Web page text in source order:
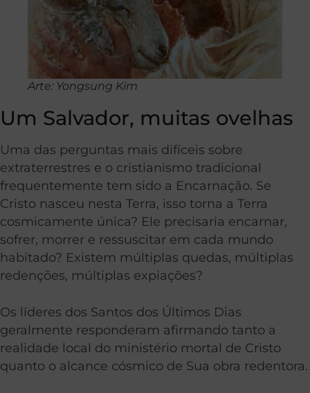
Arte: Yongsung Kim
Um Salvador, muitas ovelhas
Uma das perguntas mais difíceis sobre
extraterrestres e o cristianismo tradicional
frequentemente tem sido a Encarnação. Se
Cristo nasceu nesta Terra, isso torna a Terra
cosmicamente única? Ele precisaria encarnar,
sofrer, morrer e ressuscitar em cada mundo
habitado? Existem múltiplas quedas, múltiplas
redenções, múltiplas expiações?
Os líderes dos Santos dos Últimos Dias
geralmente responderam afirmando tanto a
realidade local do ministério mortal de Cristo
quanto o alcance cósmico de Sua obra redentora.